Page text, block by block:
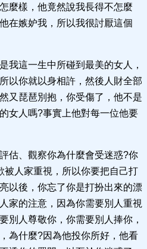
麼樣，他竟然說我長得不怎麼
在嫉妒我，所以我很討厭這個
我這一生中所碰到最美的女人，
以你就以身相許，然後人財全部
又琵琶別抱，你受傷了，他不是
女人嗎?事實上他對每一位他要
估、觀察你為什麼會受迷惑?你
被人家重視，所以你要把自己打
以後，你忘了你是打扮出來的漂
家的注意，因為你需要別人重視
別人尊敬你，你需要別人捧你，
為什麼?因為他投你所好，他看